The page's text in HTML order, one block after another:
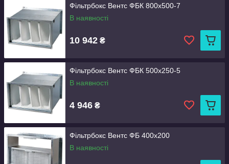
Фільтрбокс Вентс ФБК 800x500-7
В наявності
10 942 ₴
Фільтрбокс Вентс ФБК 500x250-5
В наявності
4 946 ₴
Фільтрбокс Вентс ФБ 400x200
В наявності